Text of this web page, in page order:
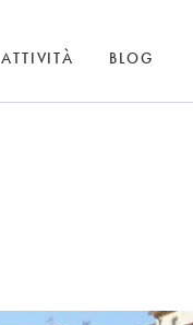
ATTIVITÀ BLOG